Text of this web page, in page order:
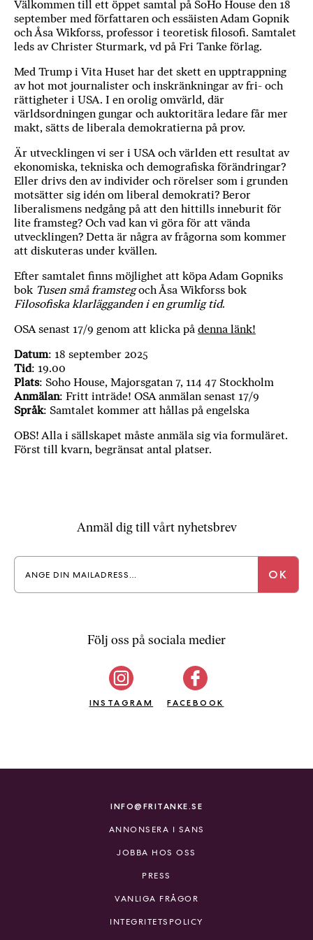
Välkommen till ett öppet samtal på SoHo House den 18
september med författaren och essäisten Adam Gopnik
och Åsa Wikforss, professor i teoretisk filosofi. Samtalet
leds av Christer Sturmark, vd på Fri Tanke förlag.
Med Trump i Vita Huset har det skett en upptrappning
av hot mot journalister och inskränkningar av fri- och
rättigheter i USA. I en orolig omvärld, där
världsordningen gungar och auktoritära ledare får mer
makt, sätts de liberala demokratierna på prov.
Är utvecklingen vi ser i USA och världen ett resultat av
ekonomiska, tekniska och demografiska förändringar?
Eller drivs den av individer och rörelser som i grunden
motsätter sig idén om liberal demokrati? Beror
liberalismens nedgång på att den hittills inneburit för
lite framsteg? Och vad kan vi göra för att vända
utvecklingen? Detta är några av frågorna som kommer
att diskuteras under kvällen.
Efter samtalet finns möjlighet att köpa Adam Gopniks
bok Tusen små framstegoch Åsa Wikforss bok
Filosofiska klarlägganden i en grumlig tid.
OSA senast 17/9 genom att klicka på denna länk!
Datum: 18 september 2025
Tid: 19.00
Plats: Soho House, Majorsgatan 7, 114 47 Stockholm
Anmälan: Fritt inträde! OSA anmälan senast 17/9
Språk: Samtalet kommer att hållas på engelska
OBS! Alla i sällskapet måste anmäla sig via formuläret.
Först till kvarn, begränsat antal platser.
Anmäl dig till vårt nyhetsbrev
Följ oss på sociala medier
INSTAGRAM FACEBOOK
INFO@FRITANKE.SE
ANNONSERA I SANS
JOBBA HOS OSS
PRESS
VANLIGA FRÅGOR
INTEGRITETSPOLICY